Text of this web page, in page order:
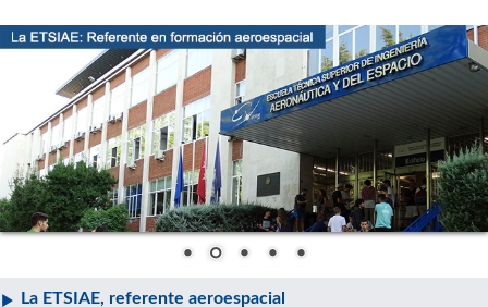
La ETSIAE, referente aeroespacial